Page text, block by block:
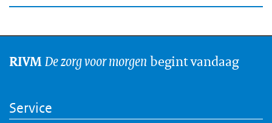
RIVMDe zorg voor morgen begint vandaag
Service